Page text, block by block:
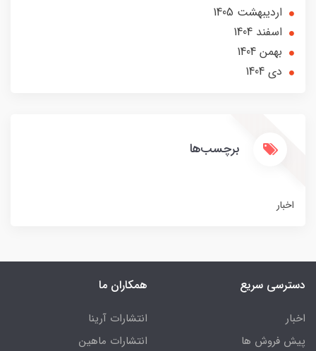
ارديبهشت 1405
اسفند 1404
بهمن 1404
دی 1404
برچسب‌ها
اخبار
دسترسی سریع
اخبار
پیش فروش ها
همکاران ما
انتشارات آرینا
انتشارات ماهین